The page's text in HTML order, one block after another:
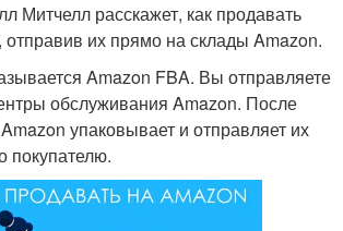
Митчелл расскажет, как продавать
отправив их прямо на склады Amazon.
Amazon FBA. Вы отправляете
обслуживания Amazon. После
упаковывает и отправляет их
покупателю.